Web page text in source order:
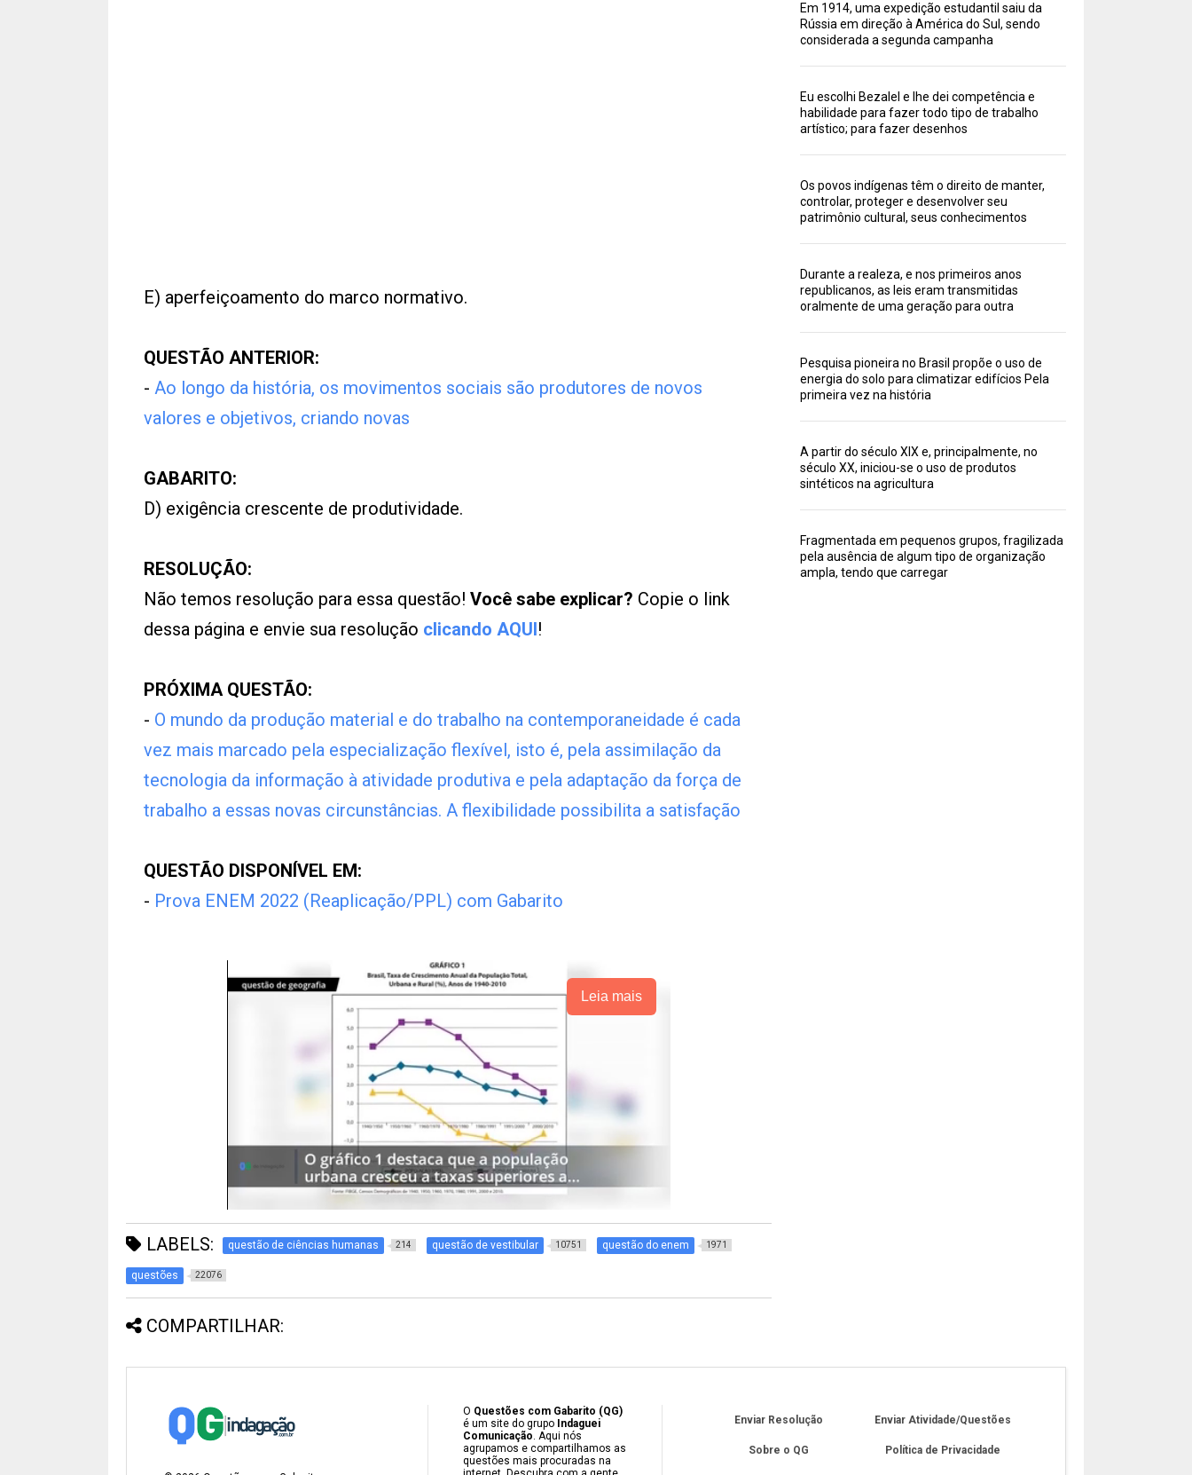
E) aperfeiçoamento do marco normativo.
QUESTÃO ANTERIOR:
- Ao longo da história, os movimentos sociais são produtores de novos
valores e objetivos, criando novas
GABARITO:
D) exigência crescente de produtividade.
RESOLUÇÃO:
Não temos resolução para essa questão! Você sabe explicar? Copie o link
dessa página e envie sua resolução clicando AQUI!
PRÓXIMA QUESTÃO:
- O mundo da produção material e do trabalho na contemporaneidade é cada
vez mais marcado pela especialização flexível, isto é, pela assimilação da
tecnologia da informação à atividade produtiva e pela adaptação da força de
trabalho a essas novas circunstâncias. A flexibilidade possibilita a satisfação
QUESTÃO DISPONÍVEL EM:
- Prova ENEM 2022 (Reaplicação/PPL) com Gabarito
Leia mais
LABELS: questão de ciências humanas 214 questão de vestibular 10751 questão do enem 1971
questões 22076
COMPARTILHAR:
Em 1914, uma expedição estudantil saiu da
Rússia em direção à América do Sul, sendo
considerada a segunda campanha
Eu escolhi Bezalel e lhe dei competência e
habilidade para fazer todo tipo de trabalho
artístico; para fazer desenhos
Os povos indígenas têm o direito de manter,
controlar, proteger e desenvolver seu
patrimônio cultural, seus conhecimentos
Durante a realeza, e nos primeiros anos
republicanos, as leis eram transmitidas
oralmente de uma geração para outra
Pesquisa pioneira no Brasil propõe o uso de
energia do solo para climatizar edifícios Pela
primeira vez na história
A partir do século XIX e, principalmente, no
século XX, iniciou-se o uso de produtos
sintéticos na agricultura
Fragmentada em pequenos grupos, fragilizada
pela ausência de algum tipo de organização
ampla, tendo que carregar
O Questões com Gabarito (QG)
é um site do grupo Indaguei
Comunicação. Aqui nós
agrupamos e compartilhamos as
questões mais procuradas na
Enviar Resolução Enviar Atividade/Questões
Sobre o QG Política de Privacidade